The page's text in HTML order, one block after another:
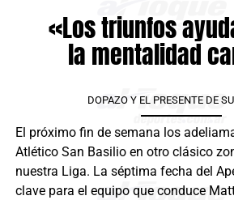
«Los triunfos
la mentalidad
DOPAZO Y EL PRESENTE DE
El próximo fin de semana los
Atlético San Basilio en otro clásico
nuestra Liga. La séptima fecha del
clave para el equipo que conduce